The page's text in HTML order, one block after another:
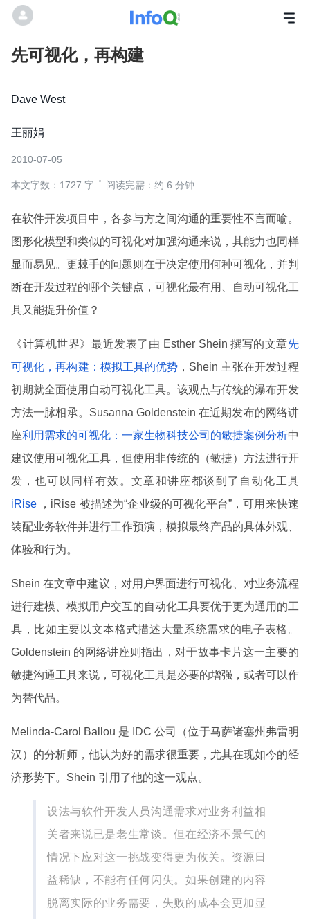
先可视化，再构建
Dave West
王丽娟
2010-07-05
本文字数：1727 字 阅读完需：约 6 分钟
在软件开发项目中，各参与方之间沟通的重要性不言而喻。
图形化模型和类似的可视化对加强沟通来说，其能力也同样
显而易见。更棘手的问题则在于决定使用何种可视化，并判
断在开发过程的哪个关键点，可视化最有用、自动可视化工
具又能提升价值？
《计算机世界》最近发表了由 Esther Shein 撰写的文章先
可视化，再构建：模拟工具的优势 ，Shein 主张在开发过程
初期就全面使用自动可视化工具。该观点与传统的瀑布开发
方法一脉相承。Susanna Goldenstein 在近期发布的网络讲
座利用需求的可视化：一家生物科技公司的敏捷案例分析中
建议使用可视化工具，但使用非传统的（敏捷）方法进行开
发，也可以同样有效。文章和讲座都谈到了自动化工具
iRise
，iRise 被描述为“企业级的可视化平台”，可用来快速
装配业务软件并进行工作预演，模拟最终产品的具体外观、
体验和行为。
Shein 在文章中建议，对用户界面进行可视化、对业务流程
进行建模、模拟用户交互的自动化工具要优于更为通用的工
具，比如主要以文本格式描述大量系统需求的电子表格。
Goldenstein 的网络讲座则指出，对于故事卡片这一主要的
敏捷沟通工具来说，可视化工具是必要的增强，或者可以作
为替代品。
Melinda-Carol Ballou 是 IDC 公司（位于马萨诸塞州弗雷明
汉）的分析师，他认为好的需求很重要，尤其在现如今的经
济形势下。Shein 引用了他的这一观点。
设法与软件开发人员沟通需求对业务利益相
关者来说已是老生常谈。但在经济不景气的
情况下应对这一挑战变得更为攸关。资源日
益稀缺，不能有任何闪失。如果创建的内容
脱离实际的业务需要，失败的成本会更加显